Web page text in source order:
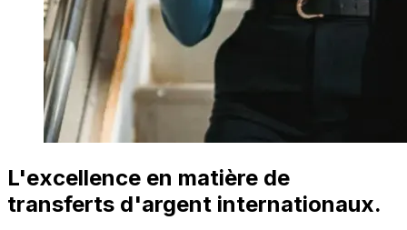
L'excellence en matière de
transferts d'argent internationaux.